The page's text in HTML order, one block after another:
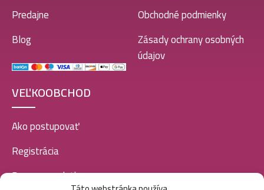
Predajne
Blog
Obchodné podmienky
Zásady ochrany osobných
údajov
VEĽKOOBCHOD
Ako postupovať
Registrácia
Doprava a platba